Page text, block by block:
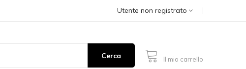
Utente non registrato
Cerca Il mio carrello